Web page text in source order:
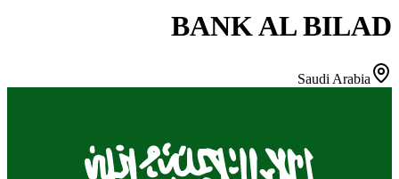
BANK AL BILAD
Saudi Arabia